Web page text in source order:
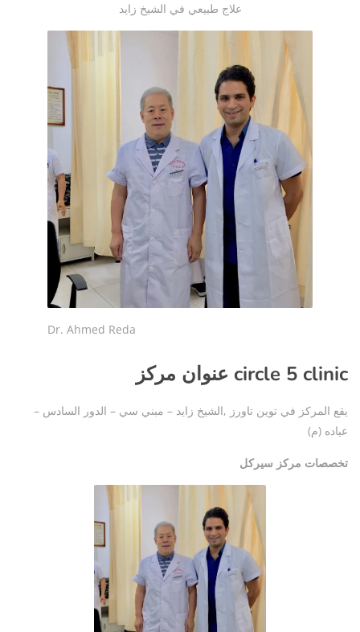
علاج طبيعي في الشيخ زايد
Dr. Ahmed Reda
عنوان مركز circle 5 clinic
يقع المركز في توين تاورز ,الشيخ زايد – مبني سي – الدور السادس –
عياده (م)
تخصصات مركز سيركل